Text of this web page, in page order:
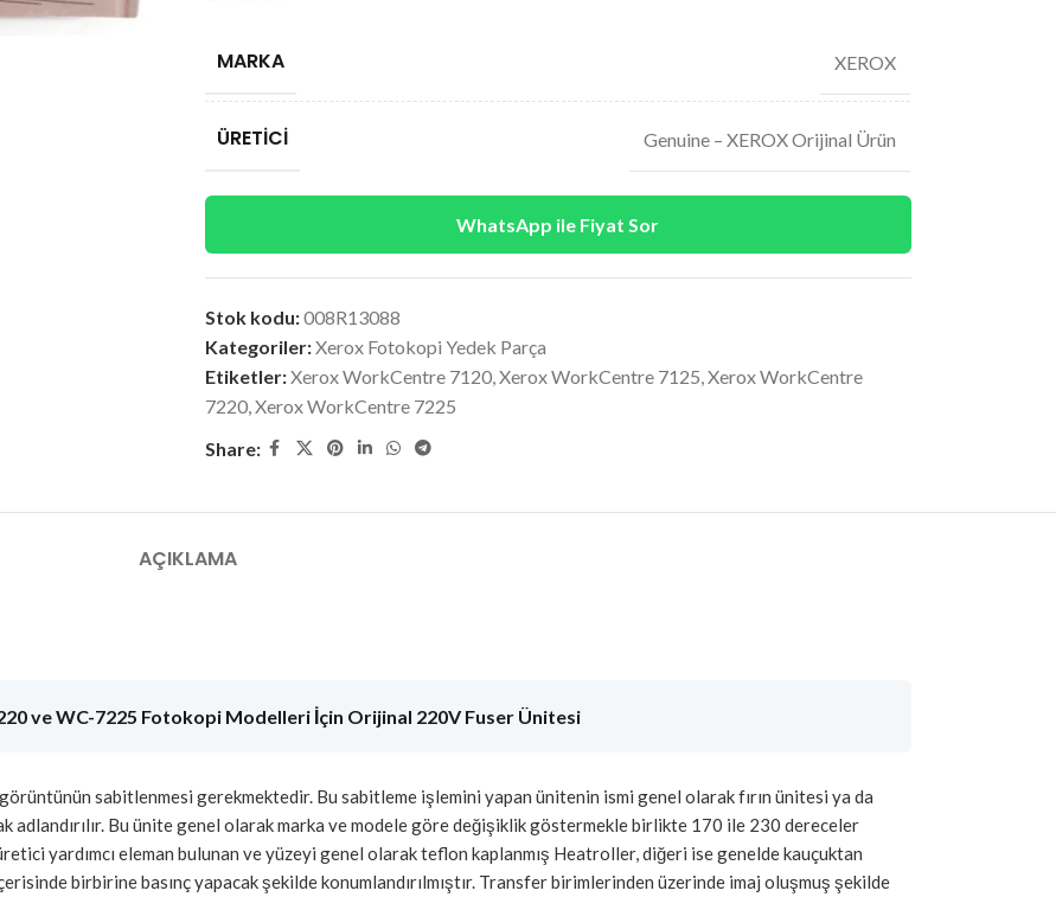
MARKA XEROX
ÜRETICI Genuine – XEROX Orijinal Ürün
WhatsApp ile Fiyat Sor
Stok kodu:008R13088
Kategoriler:Xerox Fotokopi Yedek Parça
Etiketler:Xerox WorkCentre 7120,Xerox WorkCentre 7125,Xerox WorkCentre
7220,Xerox WorkCentre 7225
Share:
AÇIKLAMA
ve WC-7225 Fotokopi Modelleri İçin Orijinal 220V Fuser Ünitesi
sabitlenmesi gerekmektedir. Bu sabitleme işlemini yapan ünitenin ismi genel olarak fırın ünitesi ya da
adlandırılır. Bu ünite genel olarak marka ve modele göre değişiklik göstermekle birlikte 170 ile 230 dereceler
yardımcı eleman bulunan ve yüzeyi genel olarak teflon kaplanmış Heatroller, diğeri ise genelde kauçuktan
birbirine basınç yapacak şekilde konumlandırılmıştır. Transfer birimlerinden üzerinde imaj oluşmuş şekilde